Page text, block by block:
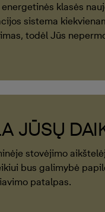
klasės
sistema
todėl Jūs
JŪSŲ
stovėjimo
bus galimybė
patalpas.